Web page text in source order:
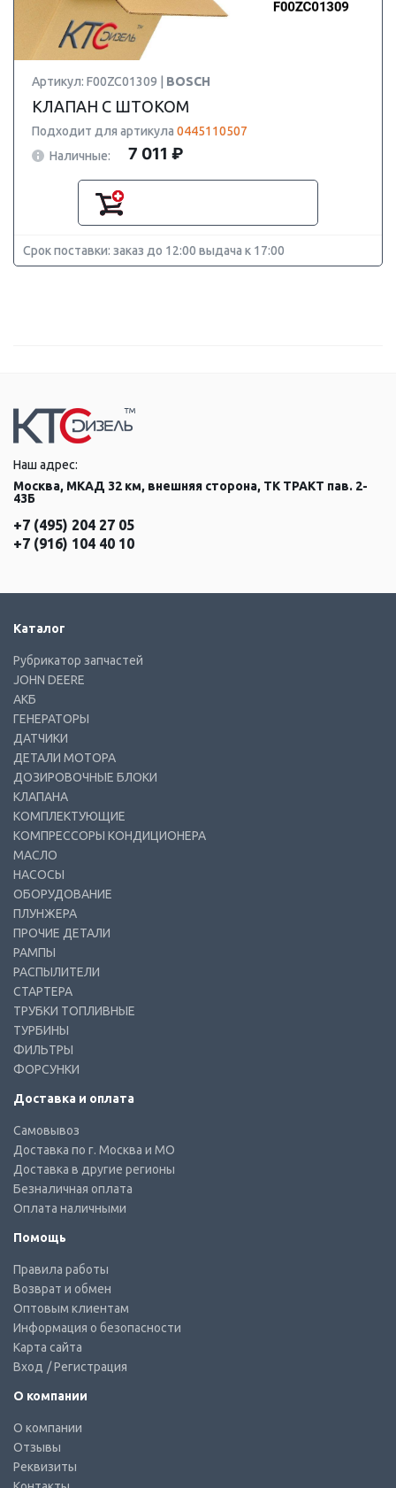
Артикул: F00ZC01309 | BOSCH
КЛАПАН С ШТОКОМ
Подходит для артикула 0445110507
Наличные:
7 011 ₽
Срок поставки: заказ до 12:00 выдача к 17:00
Наш адрес:
Москва, МКАД 32 км, внешняя сторона, ТК ТРАКТ пав. 2-
43Б
+7 (495) 204 27 05
+7 (916) 104 40 10
Каталог
Рубрикатор запчастей
JOHN DEERE
АКБ
ГЕНЕРАТОРЫ
ДАТЧИКИ
ДЕТАЛИ МОТОРА
ДОЗИРОВОЧНЫЕ БЛОКИ
КЛАПАНА
КОМПЛЕКТУЮЩИЕ
КОМПРЕССОРЫ КОНДИЦИОНЕРА
МАСЛО
НАСОСЫ
ОБОРУДОВАНИЕ
ПЛУНЖЕРА
ПРОЧИЕ ДЕТАЛИ
РАМПЫ
РАСПЫЛИТЕЛИ
СТАРТЕРА
ТРУБКИ ТОПЛИВНЫЕ
ТУРБИНЫ
ФИЛЬТРЫ
ФОРСУНКИ
Доставка и оплата
Самовывоз
Доставка по г. Москва и МО
Доставка в другие регионы
Безналичная оплата
Оплата наличными
Помощь
Правила работы
Возврат и обмен
Оптовым клиентам
Информация о безопасности
Карта сайта
Вход / Регистрация
О компании
О компании
Отзывы
Реквизиты